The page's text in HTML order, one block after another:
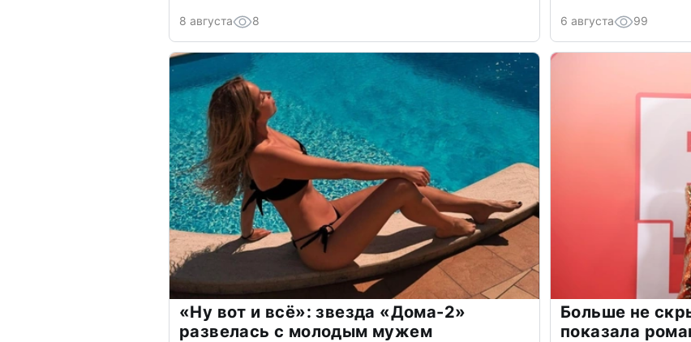
8 августа 8 6 августа 99
«Ну вот и всё»: звезда «Дома-2»
развелась с молодым мужем
Больше не
показала